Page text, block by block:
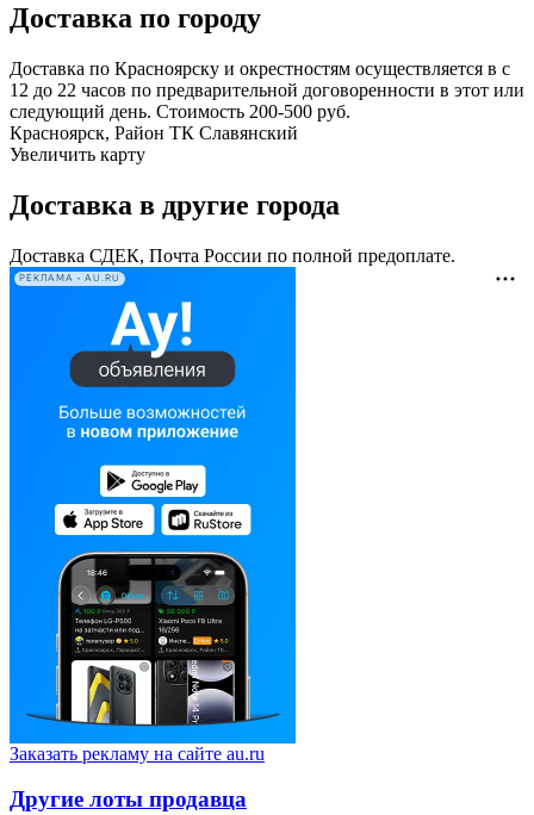
Доставка по городу
Доставка по Красноярску и окрестностям осуществляется в с
12 до 22 часов по предварительной договоренности в этот или
следующий день. Стоимость 200-500 руб.
Красноярск, Район ТК Славянский
Увеличить карту
Доставка в другие города
Доставка СДЕК, Почта России по полной предоплате.
РЕКЛАМА • AU.RU
Заказать рекламу на сайте au.ru
Другие лоты продавца